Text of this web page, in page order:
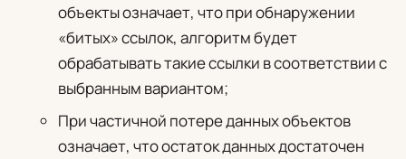
объектыозначает, что при обнаружении
«битых» ссылок, алгоритм будет
обрабатывать такие ссылки в соответствии с
выбранным вариантом;
При частичной потере данных объектов
означает, что остаток данных достаточен